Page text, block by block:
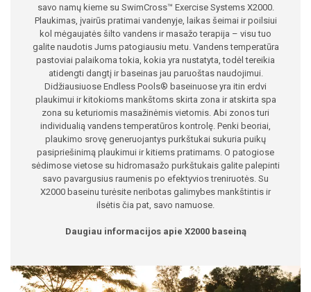
savo namų kieme su SwimCross™ Exercise Systems X2000.
Plaukimas, įvairūs pratimai vandenyje, laikas šeimai ir poilsiui
kol mėgaujatės šilto vandens ir masažo terapija – visu tuo
galite naudotis Jums patogiausiu metu. Vandens temperatūra
pastoviai palaikoma tokia, kokia yra nustatyta, todėl tereikia
atidengti dangtį ir baseinas jau paruoštas naudojimui.
Didžiausiuose Endless Pools® baseinuose yra itin erdvi
plaukimui ir kitokioms mankštoms skirta zona ir atskirta spa
zona su keturiomis masažinėmis vietomis. Abi zonos turi
individualią vandens temperatūros kontrolę. Penki beoriai,
plaukimo srovę generuojantys purkštukai sukuria puikų
pasipriešinimą plaukimui ir kitiems pratimams. O patogiose
sėdimose vietose su hidromasažo purkštukais galite palepinti
savo pavargusius raumenis po efektyvios treniruotės. Su
X2000 baseinu turėsite neribotas galimybes mankštintis ir
ilsėtis čia pat, savo namuose.
Daugiau informacijos apie X2000 baseiną